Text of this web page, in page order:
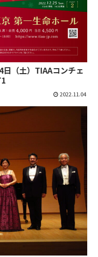
日（土）TIAAコンチェ
2022.11.04